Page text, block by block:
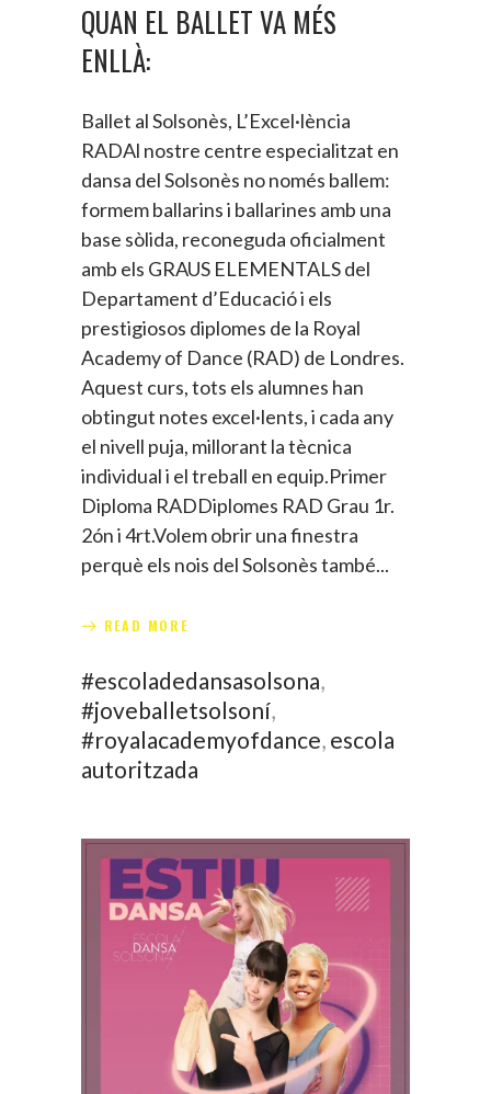
QUAN EL BALLET VA MÉS
ENLLÀ:
Ballet al Solsonès, L’Excel·lència
RADAl nostre centre especialitzat en
dansa del Solsonès no només ballem:
formem ballarins i ballarines amb una
base sòlida, reconeguda oficialment
amb els GRAUS ELEMENTALS del
Departament d’Educació i els
prestigiosos diplomes de la Royal
Academy of Dance (RAD) de Londres.
Aquest curs, tots els alumnes han
obtingut notes excel·lents, i cada any
el nivell puja, millorant la tècnica
individual i el treball en equip.Primer
Diploma RADDiplomes RAD Grau 1r.
2ón i 4rt.Volem obrir una finestra
perquè els nois del Solsonès també
READ MORE
#escoladedansasolsona,
#joveballetsolsoní,
#royalacademyofdance, escola
autoritzada